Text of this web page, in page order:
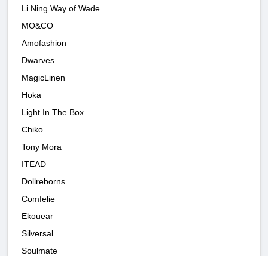
Li Ning Way of Wade
MO&CO
Amofashion
Dwarves
MagicLinen
Hoka
Light In The Box
Chiko
Tony Mora
ITEAD
Dollreborns
Comfelie
Ekouear
Silversal
Soulmate